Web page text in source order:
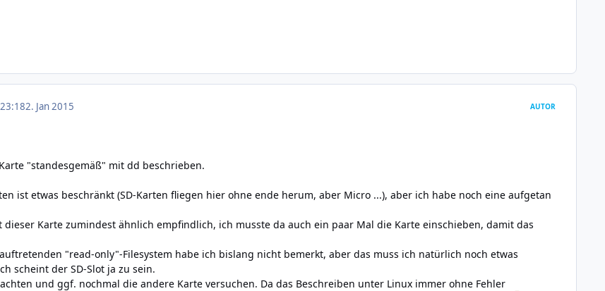
2. Jan 2015 AUTOR
"standesgemäß" mit dd beschrieben.
ist etwas beschränkt (SD-Karten fliegen hier ohne ende herum, aber Micro ...), aber ich habe noch eine aufgetan
dieser Karte zumindest ähnlich empfindlich, ich musste da auch ein paar Mal die Karte einschieben, damit das
"read-only"-Filesystem habe ich bislang nicht bemerkt, aber das muss ich natürlich noch etwas
scheint der SD-Slot ja zu sein.
und ggf. nochmal die andere Karte versuchen. Da das Beschreiben unter Linux immer ohne Fehler